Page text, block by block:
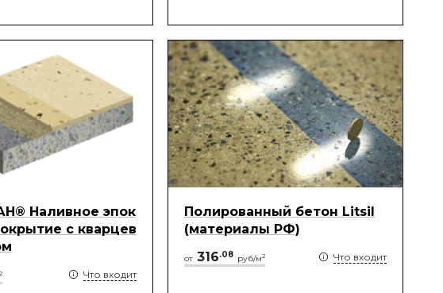
Наливное эпок
с кварцев
2 Что входит
Полированный бетон Litsil
(материалы РФ)
от 316.08 руб/м2 Что входит